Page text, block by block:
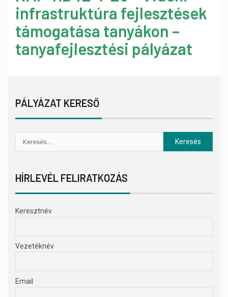
infrastruktúra fejlesztések
támogatása tanyákon –
tanyafejlesztési pályázat
PÁLYÁZAT KERESŐ
HÍRLEVÉL FELIRATKOZÁS
Keresztnév
Vezetéknév
Email